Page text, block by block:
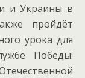
и Украины в
пройдёт
урока для
Победы: